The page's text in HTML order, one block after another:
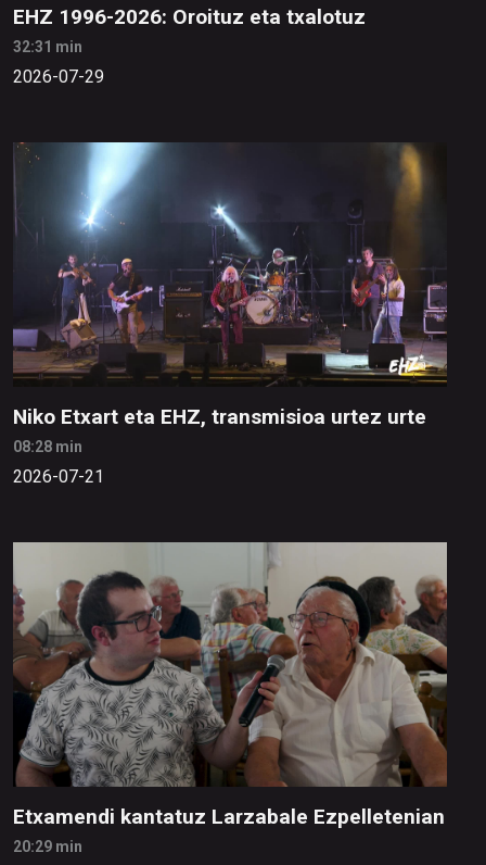
EHZ 1996-2026: Oroituz eta txalotuz
32:31 min
2026-07-29
Niko Etxart eta EHZ, transmisioa urtez urte
08:28 min
2026-07-21
Etxamendi kantatuz Larzabale Ezpelletenian
20:29 min